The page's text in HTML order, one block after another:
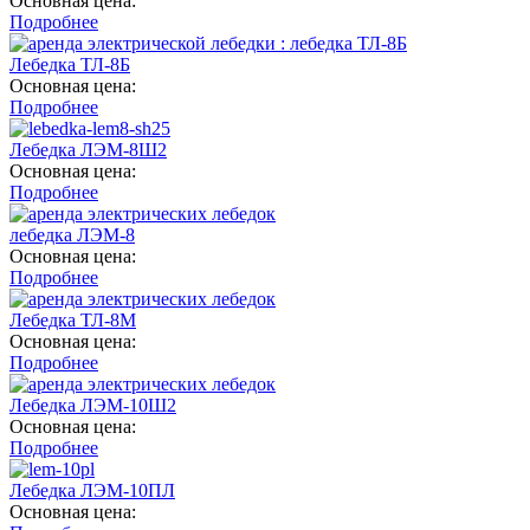
Подробнее
Лебедка ТЛ-8Б
Основная цена:
Подробнее
Лебедка ЛЭМ-8Ш2
Основная цена:
Подробнее
лебедка ЛЭМ-8
Основная цена:
Подробнее
Лебедка ТЛ-8М
Основная цена:
Подробнее
Лебедка ЛЭМ-10Ш2
Основная цена:
Подробнее
Лебедка ЛЭМ-10ПЛ
Основная цена: